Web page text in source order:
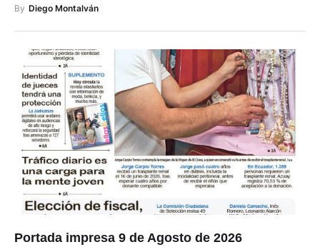
By Diego Montalván
Portada impresa 9 de Agosto de 2026